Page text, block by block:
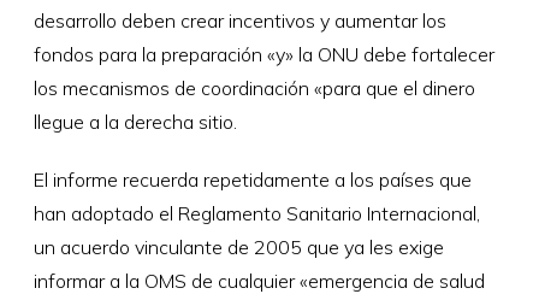
desarrollo deben crear incentivos y aumentar los
fondos para la preparación «y» la ONU debe fortalecer
los mecanismos de coordinación «para que el dinero
llegue a la derecha sitio.
El informe recuerda repetidamente a los países que
han adoptado el Reglamento Sanitario Internacional,
un acuerdo vinculante de 2005 que ya les exige
informar a la OMS de cualquier «emergencia de salud